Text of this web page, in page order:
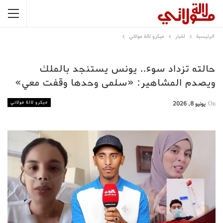
الرئيسية اخبار ميكرو لالة مولاتي
حالته تزداد سوء.. يونس يستنجد بالملك
ويصدم المشاهير: «سلمى وحدها وقفت معي»
ميكرو لالة مولاتي On يونيو 8, 2026